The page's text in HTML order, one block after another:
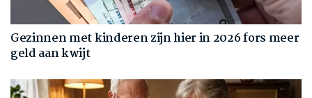
Gezinnen met kinderen zijn hier in 2026 fors meer
geld aan kwijt